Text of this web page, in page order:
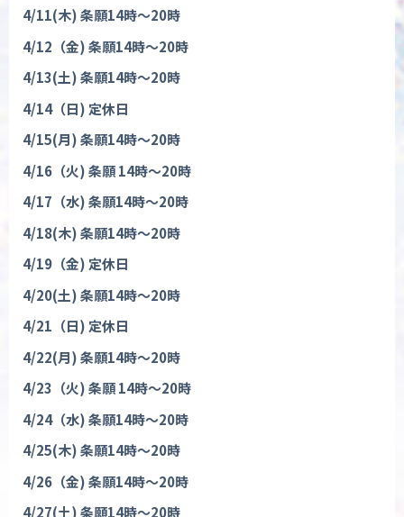
4/11(木)条願14時〜20時
4/12 （金)条願14時〜20時
4/13(土)条願14時〜20時
4/14（日) 定休日
4/15(月)条願14時〜20時
4/16 （火)条願14時〜20時
4/17 （水)条願14時〜20時
4/18(木)条願14時〜20時
4/19 （金)定休日
4/20(土)条願14時〜20時
4/21 （日)定休日
4/22(月)条願14時〜20時
4/23 （火)条願14時〜20時
4/24（水)条願14時〜20時
4/25(木)条願14時〜20時
4/26 （金)条願14時〜20時
4/27(土)条願14時〜20時